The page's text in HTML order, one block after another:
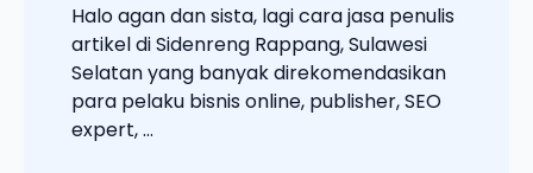
Halo agan dan sista, lagi cara jasa penulis
artikel di Sidenreng Rappang, Sulawesi
Selatan yang banyak direkomendasikan
para pelaku bisnis online, publisher, SEO
expert, ...